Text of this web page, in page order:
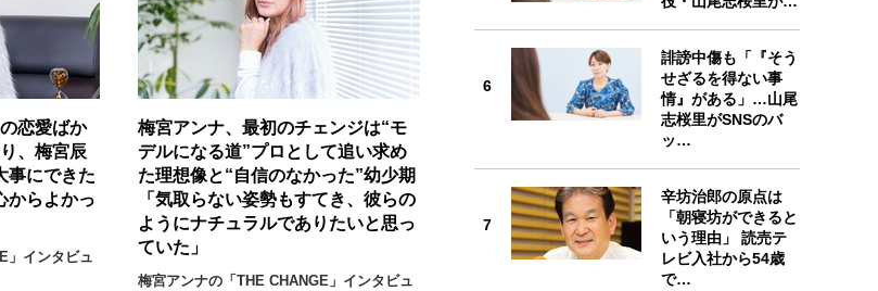
恋愛ばか
、梅宮辰
事にできた
からよかっ
」インタビュ
梅宮アンナ、最初のチェンジは“モ
デルになる道”プロとして追い求め
た理想像と“自信のなかった”幼少期
「気取らない姿勢もすてき、彼らの
ようにナチュラルでありたいと思っ
ていた」
梅宮アンナの「THE CHANGE」インタビュ
6
誹謗中傷も「『そう
せざるを得ない事
情』がある」…山尾
志桜里がSNSのバ
ッ…
7
辛坊治郎の原点は
「朝寝坊ができると
いう理由」 読売テ
レビ入社から54歳
で…